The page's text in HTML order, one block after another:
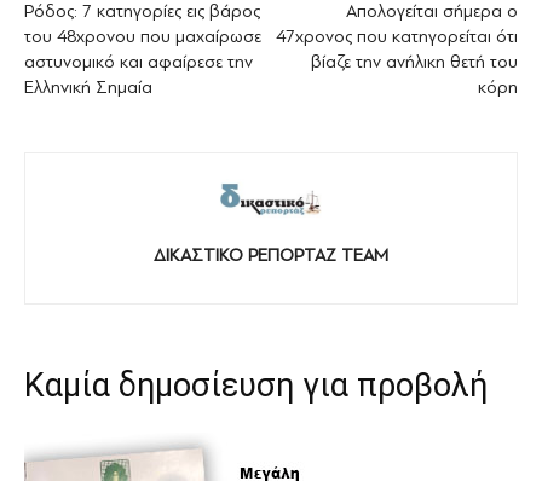
Ρόδος: 7 κατηγορίες εις βάρος
του 48χρονου που μαχαίρωσε
αστυνομικό και αφαίρεσε την
Ελληνική Σημαία
Απολογείται σήμερα ο
47χρονος που κατηγορείται ότι
βίαζε την ανήλικη θετή του
κόρη
ΔΙΚΑΣΤΙΚΟ ΡΕΠΟΡΤΑΖ TEAM
Καμία δημοσίευση για προβολή